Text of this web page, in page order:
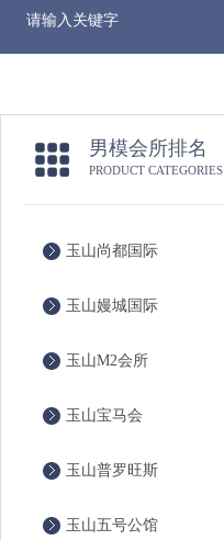
男模会所排名
PRODUCT CATEGORIES
玉山尚都国际
玉山嫚城国际
玉山M2会所
玉山宝马会
玉山普罗旺斯
玉山五号公馆